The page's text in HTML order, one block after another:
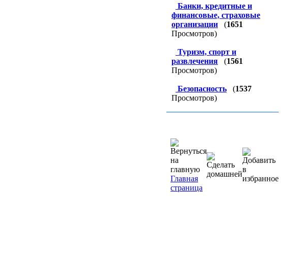
Банки, кредитные и
финансовые, страховые
организации
(1651
Просмотров)
Туризм, спорт и
развлечения
(1561
Просмотров)
Безопасность (1537
Просмотров)
Главная
страница